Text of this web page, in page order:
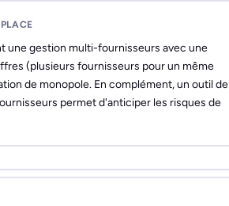
une gestion multi-fournisseurs avec une
(plusieurs fournisseurs pour un même
de monopole. En complément, un outil de
permet d'anticiper les risques de